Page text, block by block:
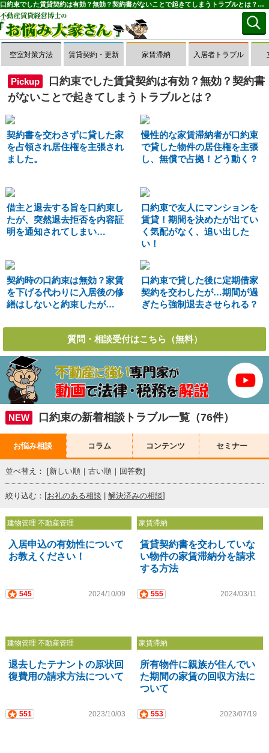
口約束でした賃貸契約は有効？無効？契約書がないことで起きてしまうトラブルとは？賃貸経営に関する口約束の相談・トラブル一覧(1～50件目)｜お悩み大家さん
空室対策方法 賃貸契約・更新 家賃滞納 入居者トラブル
Pickup
口約束でした賃貸契約は有効？無効？契約書
がないことで起きてしまうトラブルとは？
契約書を交わさずに貸した家
を占領され居住権を主張され
ました。
慢性的な家賃滞納者が口約束
で貸した物件の居住権を主張
し、無償で占拠！どう動く？
借主と退去する旨を口約束し
たが、突然退去拒否を内容証
明を通知されてしまい…
口約束で友人にマンションを
賃貸！期間を決めたが出てい
く気配がなく、追い出した
い！
契約時の口約束は無効？家賃
を下げる代わりに入居後の修
繕はしないと約束したが…
口約束で貸した後に定期借家
契約を交わしたが…期間が過
ぎたら強制退去させられる？
質問・相談受付はこちら（無料）
NEW 口約束の新着相談トラブル一覧（76件）
お悩み相談 コラム コンテンツ セミナー
並べ替え： [新しい順｜ 古い順｜ 回答数]
絞り込む：[お礼のある相談 | 解決済みの相談]
建物管理 不動産管理
入居申込の有効性について
お教えください！
545 2024/10/09
家賃滞納
賃貸契約書を交わしていな
い物件の家賃滞納分を請求
する方法
555 2024/03/11
建物管理 不動産管理
退去したテナントの原状回
復費用の請求方法について
551 2023/10/03
家賃滞納
所有物件に親族が住んでい
た期間の家賃の回収方法に
ついて
553 2023/07/19